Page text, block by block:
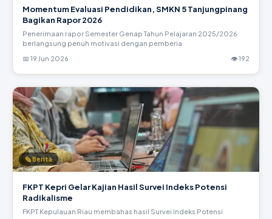
Momentum Evaluasi Pendidikan, SMKN 5 Tanjungpinang
Bagikan Rapor 2026
Penerimaan rapor Semester Genap Tahun Pelajaran 2025/2026
berlangsung penuh motivasi dengan pemberia
📅 19 Jun 2026
👁 192
🗞 Berita
FKPT Kepri Gelar Kajian Hasil Survei Indeks Potensi
Radikalisme
FKPT Kepulauan Riau membahas hasil Survei Indeks Potensi